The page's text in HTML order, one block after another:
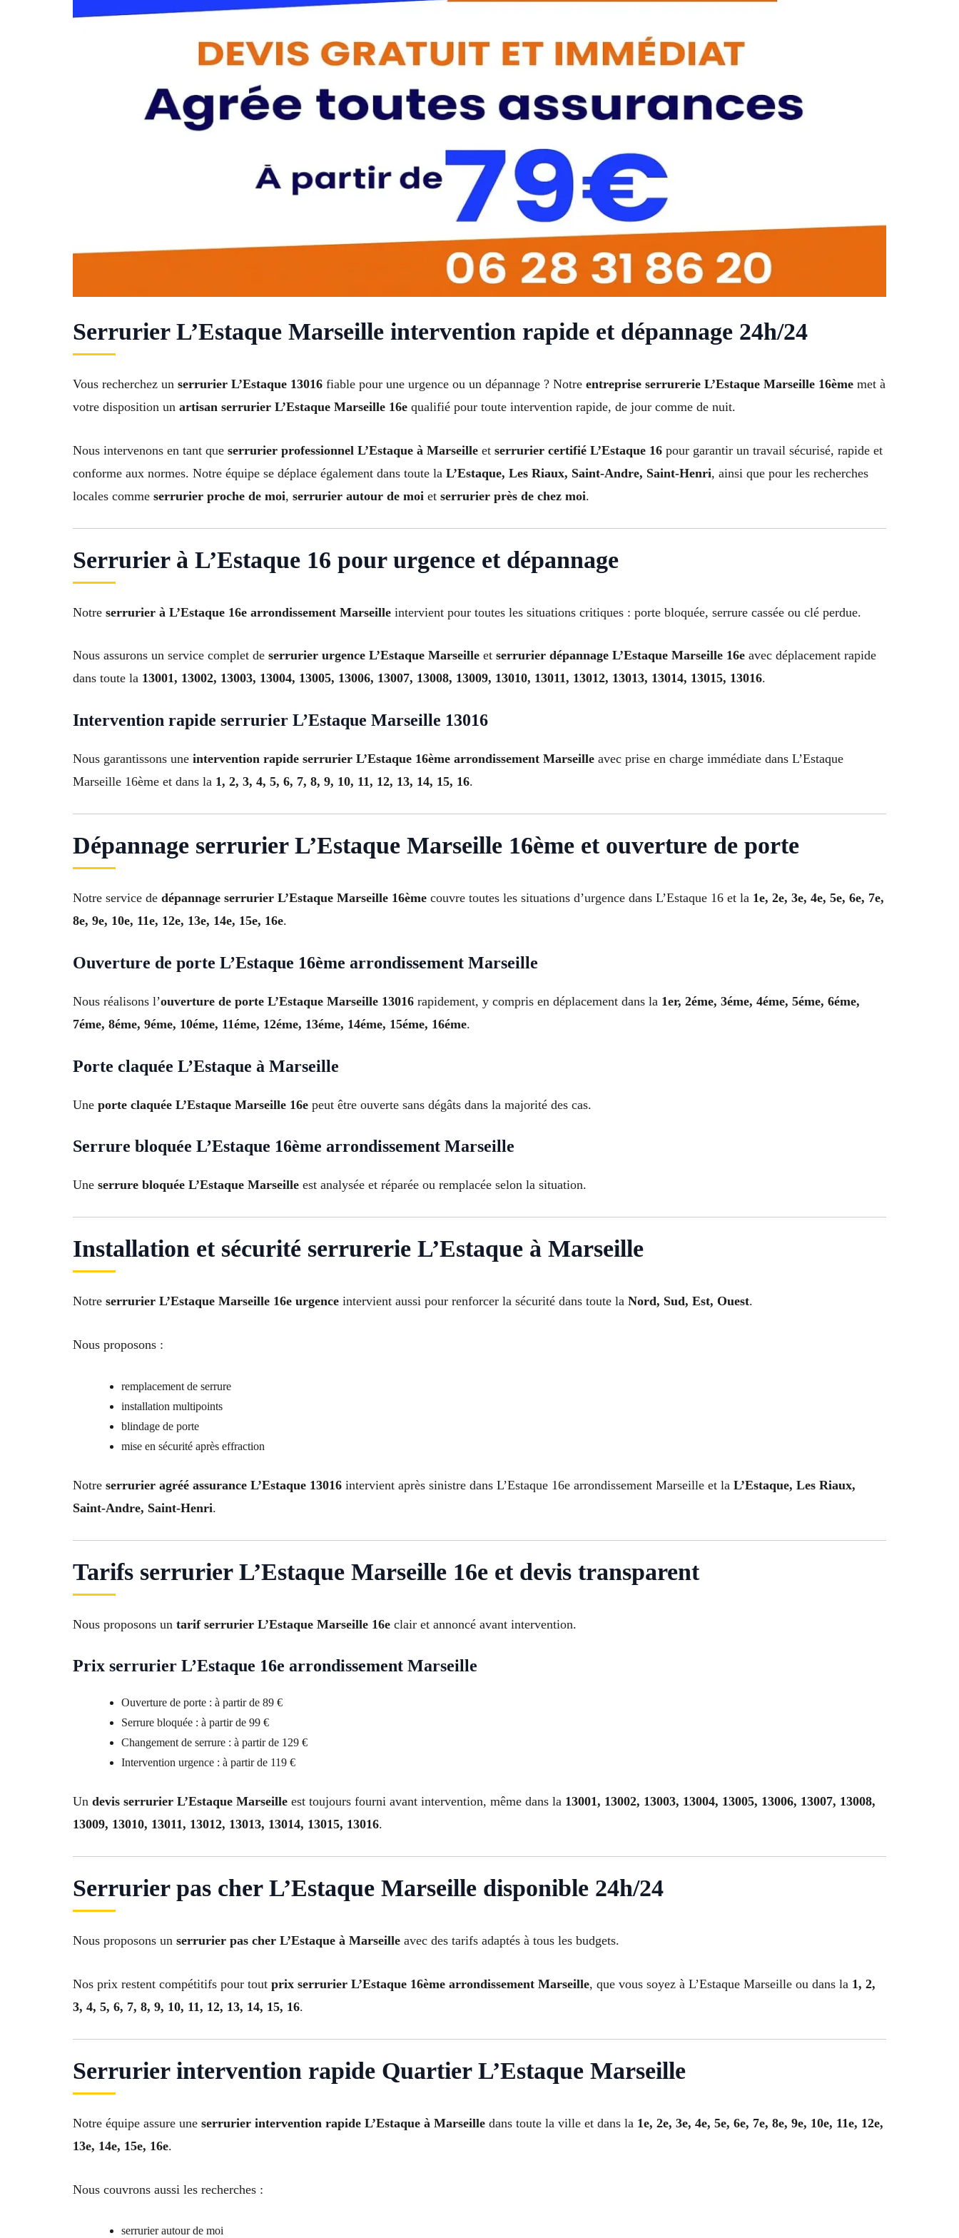
Serrurier L’Estaque Marseille intervention rapide et dépannage 24h/24
Vous recherchez un serrurier L’Estaque 13016 fiable pour une urgence ou un dépannage ? Notre entreprise serrurerie L’Estaque Marseille 16ème met à
votre disposition un artisan serrurier L’Estaque Marseille 16e qualifié pour toute intervention rapide, de jour comme de nuit.
Nous intervenons en tant que serrurier professionnel L’Estaque à Marseille et serrurier certifié L’Estaque 16 pour garantir un travail sécurisé, rapide et
conforme aux normes. Notre équipe se déplace également dans toute la L’Estaque, Les Riaux, Saint-Andre, Saint-Henri, ainsi que pour les recherches
locales comme serrurier proche de moi, serrurier autour de moi et serrurier près de chez moi.
Serrurier à L’Estaque 16 pour urgence et dépannage
Notre serrurier à L’Estaque 16e arrondissement Marseille intervient pour toutes les situations critiques : porte bloquée, serrure cassée ou clé perdue.
Nous assurons un service complet de serrurier urgence L’Estaque Marseille et serrurier dépannage L’Estaque Marseille 16e avec déplacement rapide
dans toute la 13001, 13002, 13003, 13004, 13005, 13006, 13007, 13008, 13009, 13010, 13011, 13012, 13013, 13014, 13015, 13016.
Intervention rapide serrurier L’Estaque Marseille 13016
Nous garantissons une intervention rapide serrurier L’Estaque 16ème arrondissement Marseille avec prise en charge immédiate dans L’Estaque
Marseille 16ème et dans la 1, 2, 3, 4, 5, 6, 7, 8, 9, 10, 11, 12, 13, 14, 15, 16.
Dépannage serrurier L’Estaque Marseille 16ème et ouverture de porte
Notre service de dépannage serrurier L’Estaque Marseille 16ème couvre toutes les situations d’urgence dans L’Estaque 16 et la 1e, 2e, 3e, 4e, 5e, 6e, 7e,
8e, 9e, 10e, 11e, 12e, 13e, 14e, 15e, 16e.
Ouverture de porte L’Estaque 16ème arrondissement Marseille
Nous réalisons l’ouverture de porte L’Estaque Marseille 13016 rapidement, y compris en déplacement dans la 1er, 2éme, 3éme, 4éme, 5éme, 6éme,
7éme, 8éme, 9éme, 10éme, 11éme, 12éme, 13éme, 14éme, 15éme, 16éme.
Porte claquée L’Estaque à Marseille
Une porte claquée L’Estaque Marseille 16e peut être ouverte sans dégâts dans la majorité des cas.
Serrure bloquée L’Estaque 16ème arrondissement Marseille
Une serrure bloquée L’Estaque Marseille est analysée et réparée ou remplacée selon la situation.
Installation et sécurité serrurerie L’Estaque à Marseille
Notre serrurier L’Estaque Marseille 16e urgence intervient aussi pour renforcer la sécurité dans toute la Nord, Sud, Est, Ouest.
Nous proposons :
remplacement de serrure
installation multipoints
blindage de porte
mise en sécurité après effraction
Notre serrurier agréé assurance L’Estaque 13016 intervient après sinistre dans L’Estaque 16e arrondissement Marseille et la L’Estaque, Les Riaux,
Saint-Andre, Saint-Henri.
Tarifs serrurier L’Estaque Marseille 16e et devis transparent
Nous proposons un tarif serrurier L’Estaque Marseille 16e clair et annoncé avant intervention.
Prix serrurier L’Estaque 16e arrondissement Marseille
Ouverture de porte : à partir de 89 €
Serrure bloquée : à partir de 99 €
Changement de serrure : à partir de 129 €
Intervention urgence : à partir de 119 €
Un devis serrurier L’Estaque Marseille est toujours fourni avant intervention, même dans la 13001, 13002, 13003, 13004, 13005, 13006, 13007, 13008,
13009, 13010, 13011, 13012, 13013, 13014, 13015, 13016.
Serrurier pas cher L’Estaque Marseille disponible 24h/24
Nous proposons un serrurier pas cher L’Estaque à Marseille avec des tarifs adaptés à tous les budgets.
Nos prix restent compétitifs pour tout prix serrurier L’Estaque 16ème arrondissement Marseille, que vous soyez à L’Estaque Marseille ou dans la 1, 2,
3, 4, 5, 6, 7, 8, 9, 10, 11, 12, 13, 14, 15, 16.
Serrurier intervention rapide Quartier L’Estaque Marseille
Notre équipe assure une serrurier intervention rapide L’Estaque à Marseille dans toute la ville et dans la 1e, 2e, 3e, 4e, 5e, 6e, 7e, 8e, 9e, 10e, 11e, 12e,
13e, 14e, 15e, 16e.
Nous couvrons aussi les recherches :
serrurier autour de moi